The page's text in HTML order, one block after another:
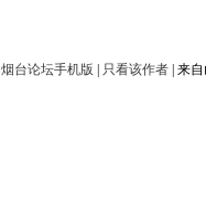
烟台论坛手机版 只看该作者 来